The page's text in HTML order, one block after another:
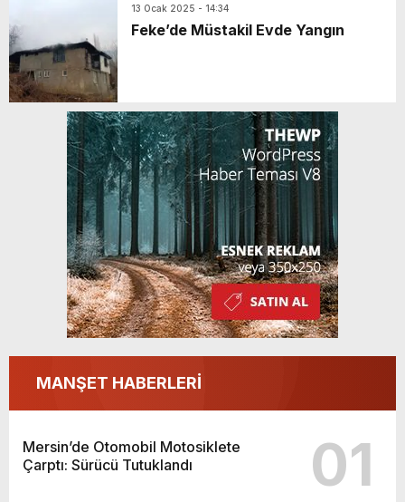
13 Ocak 2025 - 14:34
Feke’de Müstakil Evde Yangın
MANŞET HABERLERİ
Mersin’de Otomobil Motosiklete
Çarptı: Sürücü Tutuklandı
01